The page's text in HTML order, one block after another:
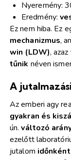
Nyeremény:
Eredmény:
Ez nem hiba. Ez
mechanizmus,
win (LDW), azaz
tűnik néven
A
Az emberi agy
gyakran és
ún.változó
ezelőtt
jutalom